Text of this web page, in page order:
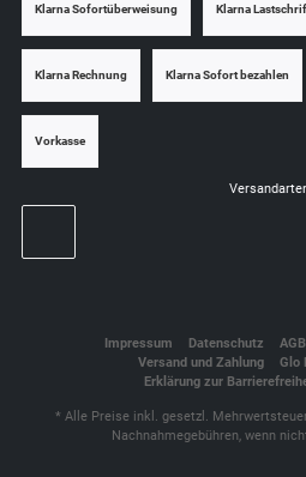
Klarna Sofortüberweisung Klarna
Klarna Rechnung Klarna Sofort bezahlen
Vorkasse
Impressum Datenschutz
Versand und Zahlung
Glo
Erklärung zur
* Alle Preise inkl. gesetzl.
Nachnahmegebühren, wenn